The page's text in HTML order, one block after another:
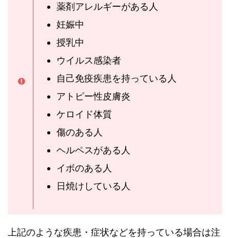
薬剤アレルギーがある人
妊娠中
授乳中
ウイルス感染者
自己免疫疾患を持っている人
アトピー性皮膚炎
ケロイド体質
傷のある人
ヘルペスがある人
イボのある人
日焼けしている人
上記のような疾患・症状などを持っている場合は注